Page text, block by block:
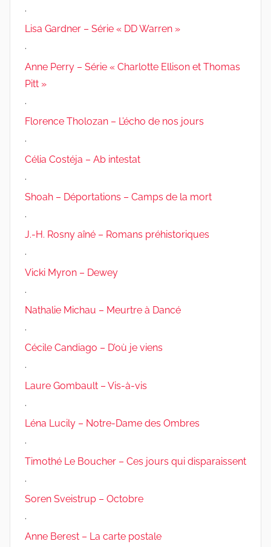
.
Lisa Gardner – Série « DD Warren »
.
Anne Perry – Série « Charlotte Ellison et Thomas
Pitt »
.
Florence Tholozan – L’écho de nos jours
.
Célia Costéja – Ab intestat
.
Shoah – Déportations – Camps de la mort
.
J.-H. Rosny aîné – Romans préhistoriques
.
Vicki Myron – Dewey
.
Nathalie Michau – Meurtre à Dancé
.
Cécile Candiago – D’où je viens
.
Laure Gombault – Vis-à-vis
.
Léna Lucily – Notre-Dame des Ombres
.
Timothé Le Boucher – Ces jours qui disparaissent
.
Soren Sveistrup – Octobre
.
Anne Berest – La carte postale